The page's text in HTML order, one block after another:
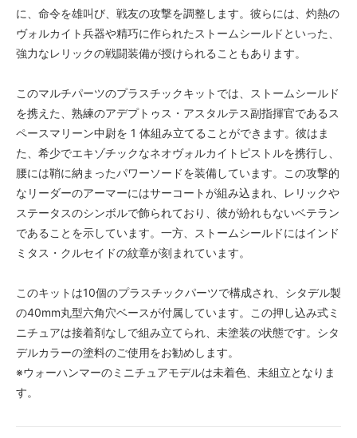
に、命令を雄叫び、戦友の攻撃を調整します。彼らには、灼熱の
ヴォルカイト兵器や精巧に作られたストームシールドといった、
強力なレリックの戦闘装備が授けられることもあります。
このマルチパーツのプラスチックキットでは、ストームシールド
を携えた、熟練のアデプトゥス・アスタルテス副指揮官であるス
ペースマリーン中尉を 1 体組み立てることができます。彼はま
た、希少でエキゾチックなネオヴォルカイトピストルを携行し、
腰には鞘に納まったパワーソードを装備しています。この攻撃的
なリーダーのアーマーにはサーコートが組み込まれ、レリックや
ステータスのシンボルで飾られており、彼が紛れもないベテラン
であることを示しています。一方、ストームシールドにはインド
ミタス・クルセイドの紋章が刻まれています。
このキットは10個のプラスチックパーツで構成され、シタデル製
の40mm丸型六角穴ベースが付属しています。この押し込み式ミ
ニチュアは接着剤なしで組み立てられ、未塗装の状態です。シタ
デルカラーの塗料のご使用をお勧めします。
※ウォーハンマーのミニチュアモデルは未着色、未組立となりま
す。